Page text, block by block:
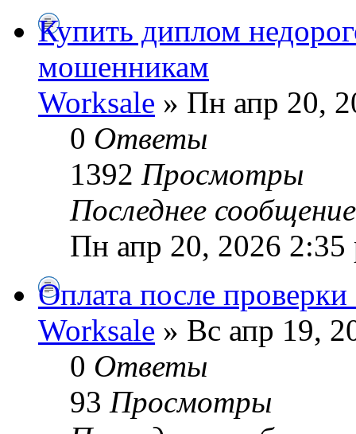
Купить диплом
мошенникам
Worksale » Пн апр 20,
0 Ответы
1392 Просмотры
Последнее
Пн апр 20, 2026 2:35
Оплата после
Worksale » Вс апр 19,
0 Ответы
93 Просмотры